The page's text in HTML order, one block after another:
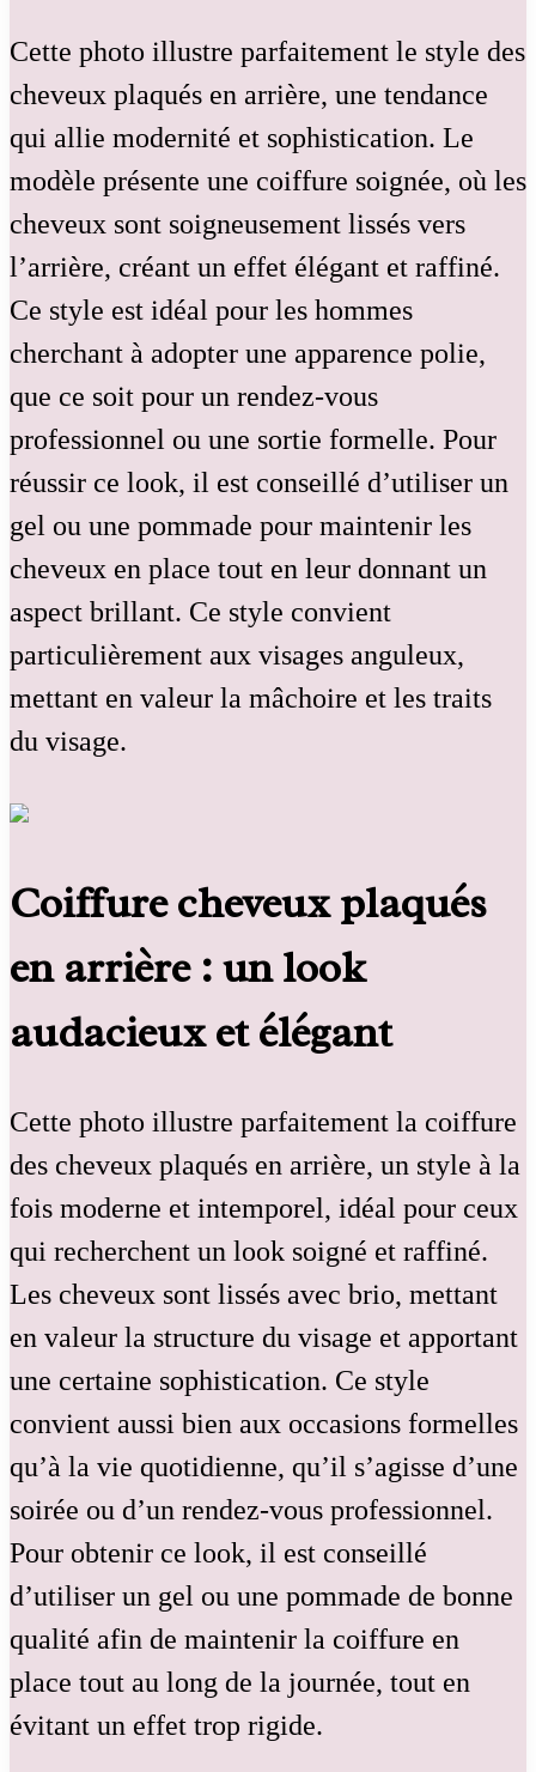
Cette photo illustre parfaitement le style des
cheveux plaqués en arrière, une tendance
qui allie modernité et sophistication. Le
modèle présente une coiffure soignée, où les
cheveux sont soigneusement lissés vers
l’arrière, créant un effet élégant et raffiné.
Ce style est idéal pour les hommes
cherchant à adopter une apparence polie,
que ce soit pour un rendez-vous
professionnel ou une sortie formelle. Pour
réussir ce look, il est conseillé d’utiliser un
gel ou une pommade pour maintenir les
cheveux en place tout en leur donnant un
aspect brillant. Ce style convient
particulièrement aux visages anguleux,
mettant en valeur la mâchoire et les traits
du visage.
Coiffure cheveux plaqués
en arrière : un look
audacieux et élégant
Cette photo illustre parfaitement la coiffure
des cheveux plaqués en arrière, un style à la
fois moderne et intemporel, idéal pour ceux
qui recherchent un look soigné et raffiné.
Les cheveux sont lissés avec brio, mettant
en valeur la structure du visage et apportant
une certaine sophistication. Ce style
convient aussi bien aux occasions formelles
qu’à la vie quotidienne, qu’il s’agisse d’une
soirée ou d’un rendez-vous professionnel.
Pour obtenir ce look, il est conseillé
d’utiliser un gel ou une pommade de bonne
qualité afin de maintenir la coiffure en
place tout au long de la journée, tout en
évitant un effet trop rigide.